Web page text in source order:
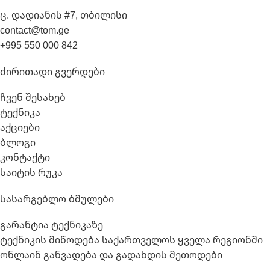
ც. დადიანის #7, თბილისი
contact@tom.ge
+995 550 000 842
Ძირითადი Გვერდები
ჩვენ შესახებ
ტექნიკა
აქციები
ბლოგი
კონტაქტი
საიტის რუკა
Სასარგებლო Ბმულები
გარანტია ტექნიკაზე
ტექნიკის მიწოდება საქართველოს ყველა რეგიონში
ონლაინ განვადება და გადახდის მეთოდები